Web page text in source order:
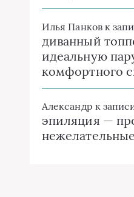
Илья Панковк
диванный
идеальную
комфортного
Александр к
эпиляция —